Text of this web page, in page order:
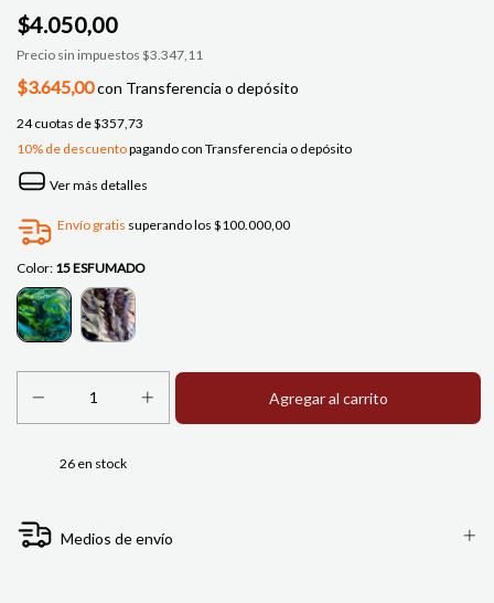
$4.050,00
Precio sin impuestos $3.347,11
$3.645,00con Transferencia o depósito
24 cuotas de$357,73
10% de descuentopagando con Transferencia o depósito
Ver más detalles
Envío gratis superando los $100.000,00
Color: 15 ESFUMADO
26 en stock
Medios de envío